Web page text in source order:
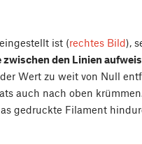
ist (rechtes Bild),
zwischen den Linien
Wert zu weit von Null
auch nach oben
gedruckte Filament